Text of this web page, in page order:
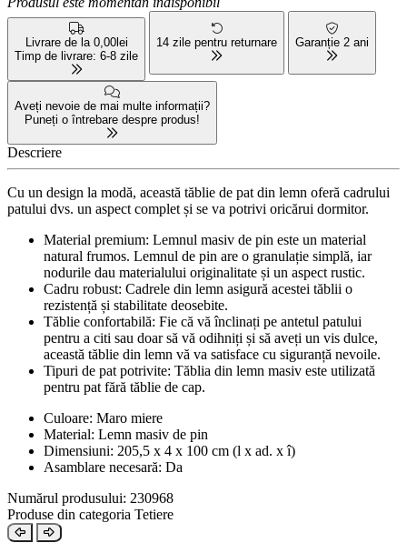
Livrare de la 0,00lei
Timp de livrare: 6-8 zile
14 zile pentru returnare Garanție 2 ani
Aveți nevoie de mai multe informații?
Puneți o întrebare despre produs!
Descriere
Cu un design la modă, această tăblie de pat din lemn oferă cadrului
patului dvs. un aspect complet și se va potrivi oricărui dormitor.
Material premium: Lemnul masiv de pin este un material
natural frumos. Lemnul de pin are o granulație simplă, iar
nodurile dau materialului originalitate și un aspect rustic.
Cadru robust: Cadrele din lemn asigură acestei tăblii o
rezistență și stabilitate deosebite.
Tăblie confortabilă: Fie că vă înclinați pe antetul patului
pentru a citi sau doar să vă odihniți și să aveți un vis dulce,
această tăblie din lemn vă va satisface cu siguranță nevoile.
Tipuri de pat potrivite: Tăblia din lemn masiv este utilizată
pentru pat fără tăblie de cap.
Culoare: Maro miere
Material: Lemn masiv de pin
Dimensiuni: 205,5 x 4 x 100 cm (l x ad. x î)
Asamblare necesară: Da
Numărul produsului: 230968
Produse din categoria Tetiere